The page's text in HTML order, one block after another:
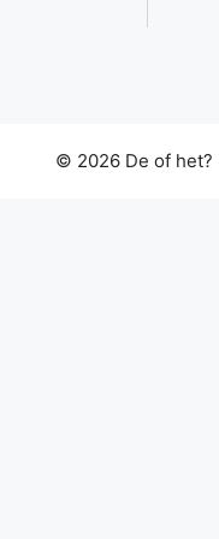
© 2026 De of het?